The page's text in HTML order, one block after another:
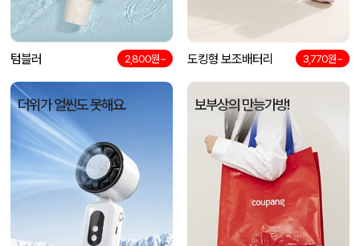
텀블러 2,800원~ 도킹형 보조배터리 3,770원~
더위가 얼씬도 못해요. 보부상의 만능가방!